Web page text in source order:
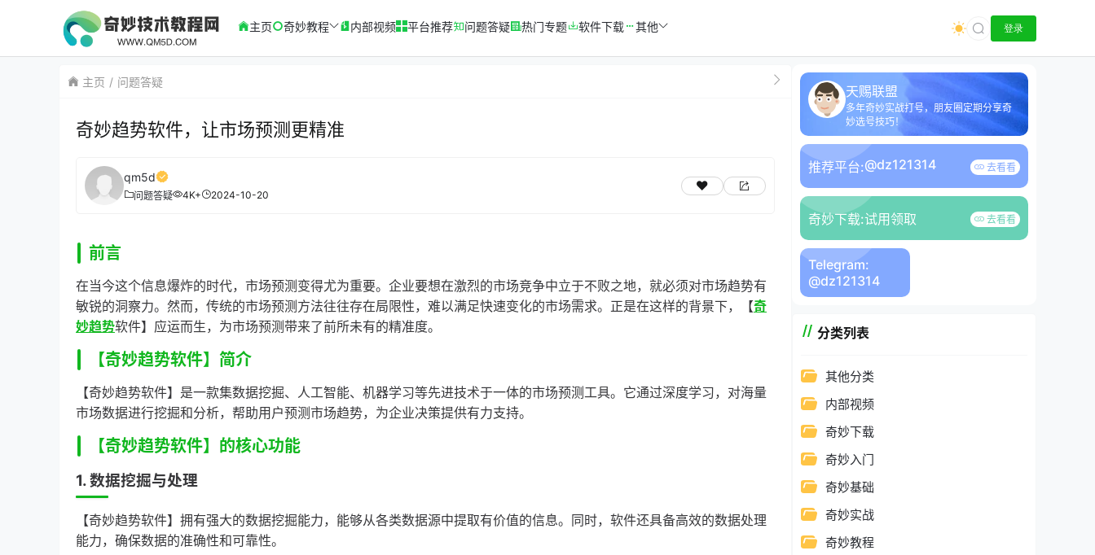
主页 奇妙教程 内部视频 平台推荐 问题答疑 热门专题 软件下载 其他 登录
主页 问题答疑
奇妙趋势软件，让市场预测更精准
qm5d
问题答疑 4K+ 2024-10-20
前言
在当今这个信息爆炸的时代，市场预测变得尤为重要。企业要想在激烈的市场竞争中立于不败之地，就必须对市场趋势有
敏锐的洞察力。然而，传统的市场预测方法往往存在局限性，难以满足快速变化的市场需求。正是在这样的背景下，【奇
妙趋势软件】应运而生，为市场预测带来了前所未有的精准度。
【奇妙趋势软件】简介
【奇妙趋势软件】是一款集数据挖掘、人工智能、机器学习等先进技术于一体的市场预测工具。它通过深度学习，对海量
市场数据进行挖掘和分析，帮助用户预测市场趋势，为企业决策提供有力支持。
【奇妙趋势软件】的核心功能
1. 数据挖掘与处理
【奇妙趋势软件】拥有强大的数据挖掘能力，能够从各类数据源中提取有价值的信息。同时，软件还具备高效的数据处理
能力，确保数据的准确性和可靠性。
天赐联盟
多年奇妙实战打号，朋友圈定期分享奇
妙选号技巧！
推荐平台:@dz121314 去看看
奇妙下载:试用领取 去看看
Telegram:
@dz121314
分类列表
其他分类
内部视频
奇妙下载
奇妙入门
奇妙基础
奇妙实战
奇妙教程